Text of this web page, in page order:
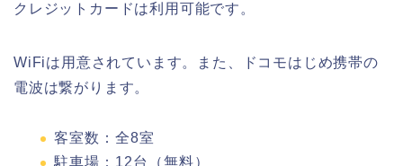
クレジットカードは利用可能です。
WiFiは用意されています。また、ドコモはじめ携帯の
電波は繋がります。
客室数：全8室
駐車場：12台（無料）